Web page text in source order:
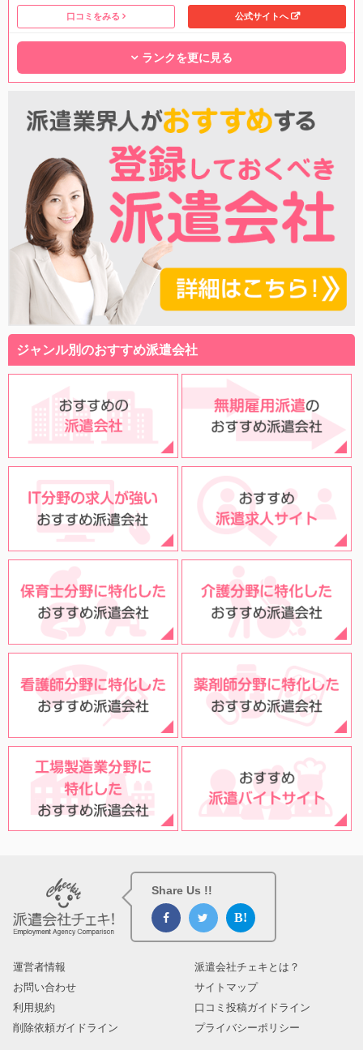
口コミをみる 公式サイトへ
ランクを更に見る
ジャンル別のおすすめ派遣会社
Share Us !!
運営者情報
派遣会社チェキとは？
お問い合わせ
サイトマップ
利用規約
口コミ投稿ガイドライン
削除依頼ガイドライン
プライバシーポリシー